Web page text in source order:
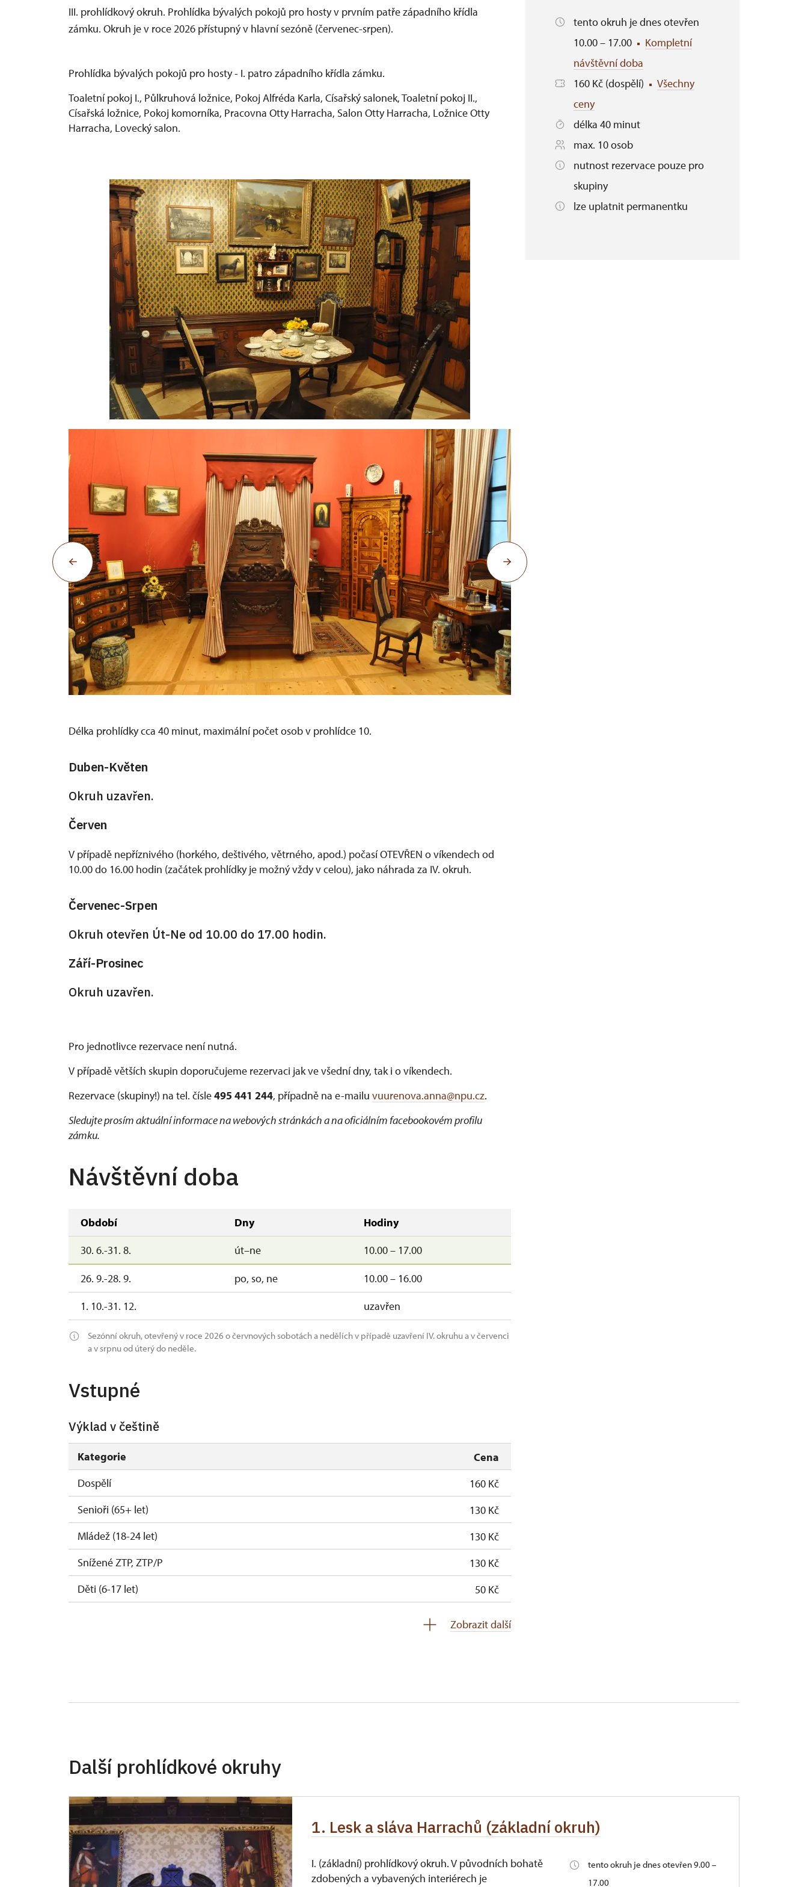
III. prohlídkový okruh. Prohlídka bývalých pokojů pro hosty v prvním patře západního křídla
zámku. Okruh je v roce 2026 přístupný v hlavní sezóně (červenec-srpen).
Prohlídka bývalých pokojů pro hosty - I. patro západního křídla zámku.
Toaletní pokoj I., Půlkruhová ložnice, Pokoj Alfréda Karla, Císařský salonek, Toaletní pokoj II.,
Císařská ložnice, Pokoj komorníka, Pracovna Otty Harracha, Salon Otty Harracha, Ložnice Otty
Harracha, Lovecký salon.
Délka prohlídky cca 40 minut, maximální počet osob v prohlídce 10.
Duben-Květen
Okruh uzavřen.
Červen
V případě nepříznivého (horkého, deštivého, větrného, apod.) počasí OTEVŘEN o víkendech od
10.00 do 16.00 hodin (začátek prohlídky je možný vždy v celou), jako náhrada za IV. okruh.
Červenec-Srpen
Okruh otevřen Út-Ne od 10.00 do 17.00 hodin.
Září-Prosinec
Okruh uzavřen.
Pro jednotlivce rezervace není nutná.
V případě větších skupin doporučujeme rezervaci jak ve všední dny, tak i o víkendech.
Rezervace (skupiny!) na tel. čísle495 441 244, případně na e-mailu vuurenova.anna@npu.cz.
Sledujte prosím aktuální informace na webových stránkách a na oficiálním facebookovém profilu
zámku.
Návštěvní doba
Období Dny
Hodiny
30. 6.-31. 8.
út–ne 10.00 – 17.00
26. 9.-28. 9. po, so, ne
10.00 – 16.00
1. 10.-31. 12.
uzavřen
Sezónní okruh, otevřený v roce 2026 o červnových sobotách a nedělích v případě uzavření IV. okruhu a v červenci
a v srpnu od úterý do neděle.
Vstupné
Výklad v češtině
Kategorie
Cena
Dospělí
160 Kč
Senioři (65+ let)
130 Kč
Mládež (18-24 let)
130 Kč
Snížené ZTP, ZTP/P
130 Kč
Děti (6-17 let)
50 Kč
Zobrazit další
tento okruh je dnes otevřen
10.00 – 17.00
Kompletní
návštěvní doba
160 Kč (dospělí)
Všechny
ceny
délka 40 minut
max. 10 osob
nutnost rezervace pouze pro
skupiny
lze uplatnit permanentku
Další prohlídkové okruhy
1. Lesk a sláva Harrachů (základní okruh)
I. (základní) prohlídkový okruh. V původních bohatě
zdobených a vybavených interiérech je
tento okruh je dnes otevřen 9.00 –
17.00